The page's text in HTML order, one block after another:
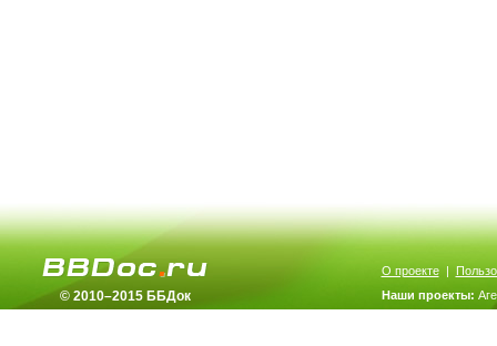
© 2010–2015 ББДок
О проекте|
Наши проекты: